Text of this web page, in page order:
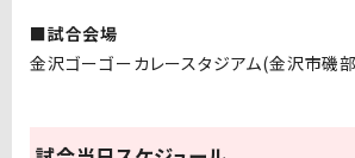
■試合会場
金沢ゴーゴーカレースタジアム(金沢市磯